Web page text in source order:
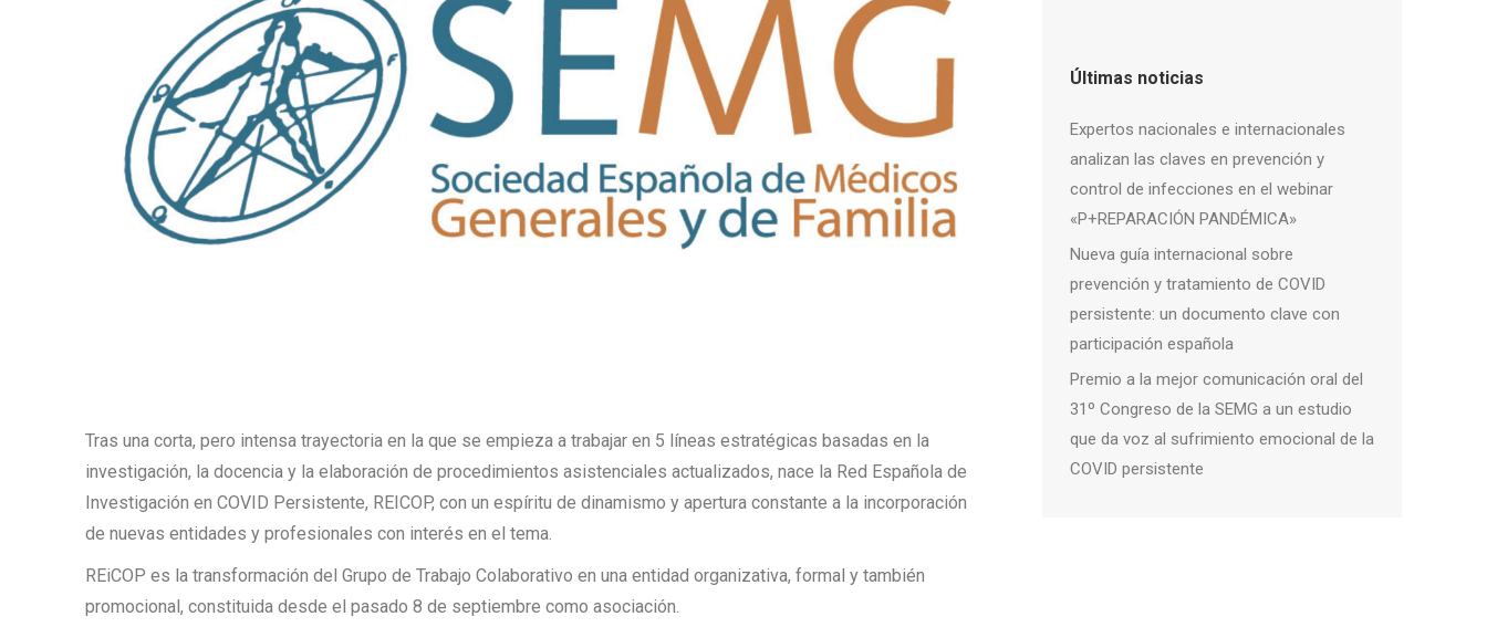
Tras una corta, pero intensa trayectoria en la que se empieza a trabajar en 5 líneas estratégicas basadas en la
investigación, la docencia y la elaboración de procedimientos asistenciales actualizados, nace la Red Española de
Investigación en COVID Persistente, REICOP, con un espíritu de dinamismo y apertura constante a la incorporación
de nuevas entidades y profesionales con interés en el tema.
REiCOP es la transformación del Grupo de Trabajo Colaborativo en una entidad organizativa, formal y también
promocional, constituida desde el pasado 8 de septiembre como asociación.
Últimas noticias
Expertos nacionales e internacionales
analizan las claves en prevención y
control de infecciones en el webinar
«P+REPARACIÓN PANDÉMICA»
Nueva guía internacional sobre
prevención y tratamiento de COVID
persistente: un documento clave con
participación española
Premio a la mejor comunicación oral del
31º Congreso de la SEMG a un estudio
que da voz al sufrimiento emocional de la
COVID persistente